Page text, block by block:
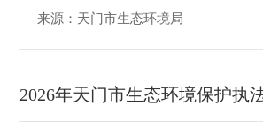
来源：天门市生态环境局
2026年天门市生态环境保护执